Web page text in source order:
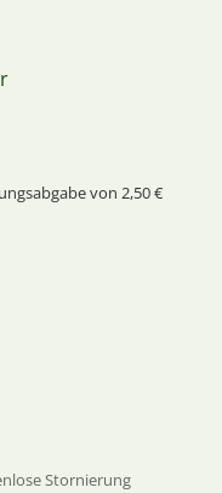
von 2,50 €
Stornierung